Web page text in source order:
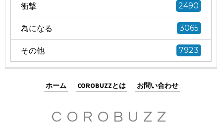
衝撃 2490
為になる 3065
その他 7923
ホーム COROBUZZとは お問い合わせ
COROBUZZ